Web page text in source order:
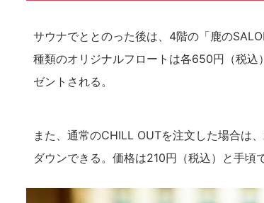
サウナでととのった後は、4階の「鹿の
種類のオリジナルフロートは各650円（税込
ゼントされる。
また、通常のCHILL OUTを注文した場合は
ダウンできる。価格は210円（税込）と手頃